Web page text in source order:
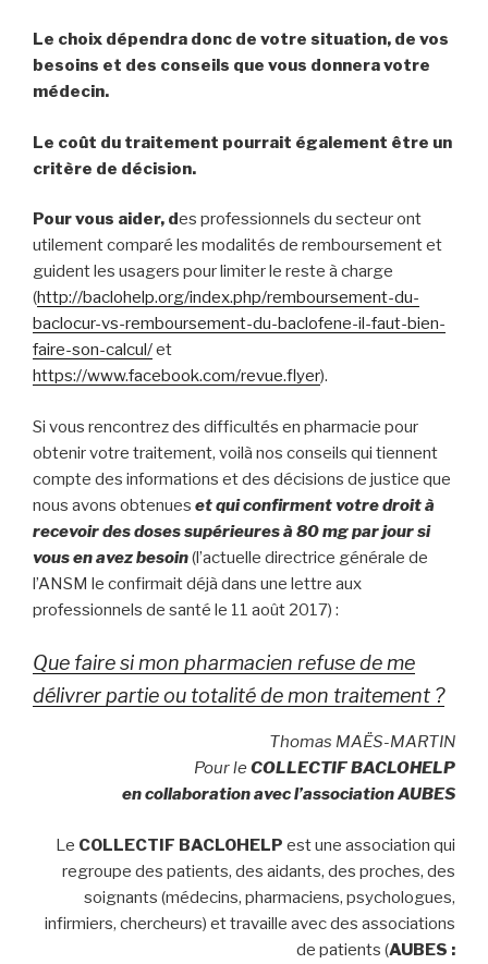
Le choix dépendra donc de votre situation, de vos
besoins et des conseils que vous donnera votre
médecin.
Le coût du traitement pourrait également être un
critère de décision.
Pour vous aider, des professionnels du secteur ont
utilement comparé les modalités de remboursement et
guident les usagers pour limiter le reste à charge
(http://baclohelp.org/index.php/remboursement-du-
baclocur-vs-remboursement-du-baclofene-il-faut-bien-
faire-son-calcul/et
https://www.facebook.com/revue.flyer).
Si vous rencontrez des difficultés en pharmacie pour
obtenir votre traitement, voilà nos conseils qui tiennent
compte des informations et des décisions de justice que
nous avons obtenues et qui confirment votre droit à
recevoir des doses supérieures à 80 mg par jour si
vous en avez besoin(l’actuelle directrice générale de
l’ANSM le confirmait déjà dans une lettre aux
professionnels de santé le 11 août 2017) :
Que faire si mon pharmacien refuse de me
délivrer partie ou totalité de mon traitement ?
Thomas MAËS-MARTIN
Pour le COLLECTIF BACLOHELP
en collaboration avec l’associationAUBES
Le COLLECTIF BACLOHELP est une association qui
regroupe des patients, des aidants, des proches, des
soignants (médecins, pharmaciens, psychologues,
infirmiers, chercheurs) et travaille avec des associations
de patients (AUBES :